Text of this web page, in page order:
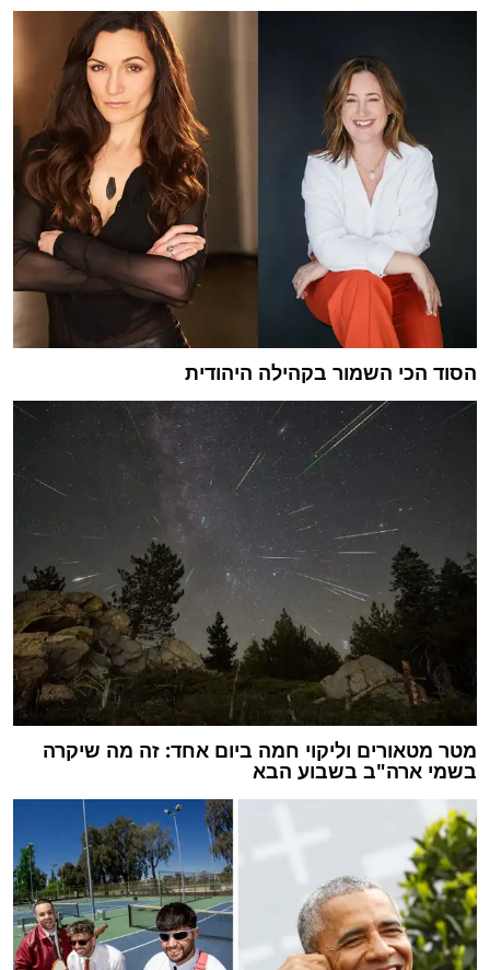
הסוד הכי השמור בקהילה היהודית
מטר מטאורים וליקוי חמה ביום אחד: זה מה שיקרה
בשמי ארה"ב בשבוע הבא